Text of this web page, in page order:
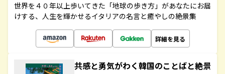
世界を４０年以上歩いてきた「地球の歩き方」があなたにお届
けする、人生を輝かせるイタリアの名言と癒やしの絶景集
詳細を見る
共感と勇気がわく韓国のことばと絶景